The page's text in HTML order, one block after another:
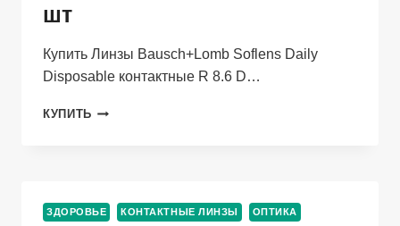
шт
Купить Линзы Bausch+Lomb Soflens Daily
Disposable контактные R 8.6 D…
КУПИТЬ ЛИНЗЫ
КОНТАКТНЫЕ
R
ЗДОРОВЬЕ КОНТАКТНЫЕ ЛИНЗЫ ОПТИКА